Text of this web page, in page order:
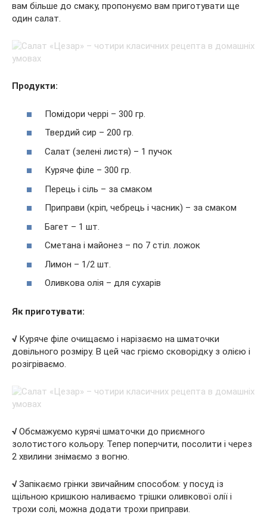
вам більше до смаку, пропонуємо вам приготувати ще
один салат.
Продукти:
Помідори черрі – 300 гр.
Твердий сир – 200 гр.
Салат (зелені листя) – 1 пучок
Куряче філе – 300 гр.
Перець і сіль – за смаком
Приправи (кріп, чебрець і часник) – за смаком
Багет – 1 шт.
Сметана і майонез – по 7 стіл. ложок
Лимон – 1/2 шт.
Оливкова олія – для сухарів
Як приготувати:
√ Куряче філе очищаємо і нарізаємо на шматочки
довільного розміру. В цей час гріємо сковорідку з олією і
розігріваємо.
√Обсмажуємо курячі шматочки до приємного
золотистого кольору. Тепер поперчити, посолити і через
2 хвилини знімаємо з вогню.
√Запікаємо грінки звичайним способом: у посуд із
щільною кришкою наливаємо трішки оливкової олії і
трохи солі, можна додати трохи приправи.